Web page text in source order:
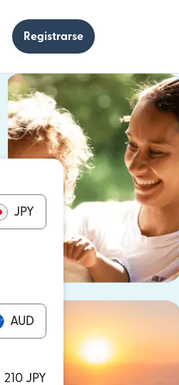
Registrarse
JPY
AUD
210 JPY